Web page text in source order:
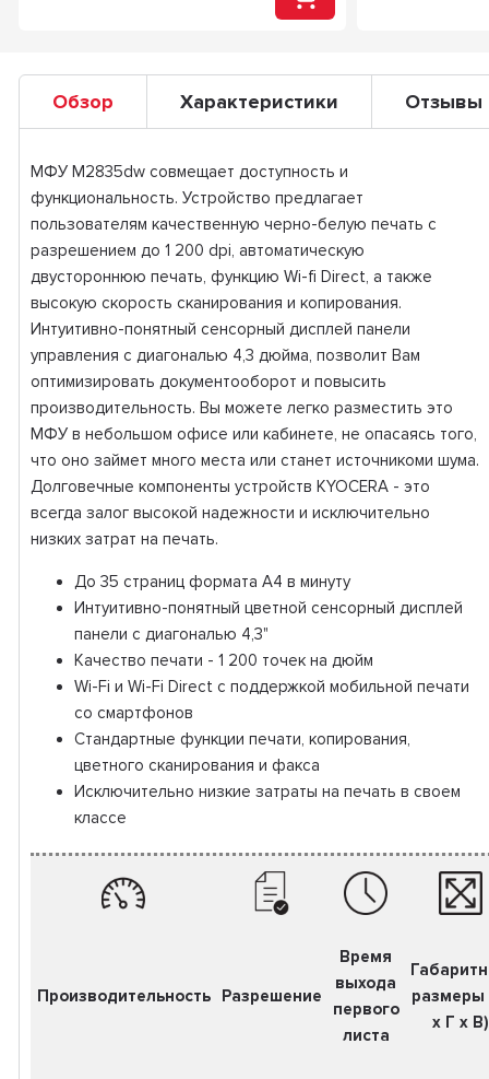
Обзор Характеристики Отзывы
МФУ M2835dw совмещает доступность и
функциональность. Устройство предлагает
пользователям качественную черно-белую печать с
разрешением до 1 200 dpi, автоматическую
двустороннюю печать, функцию Wi-fi Direct, а также
высокую скорость сканирования и копирования.
Интуитивно-понятный сенсорный дисплей панели
управления с диагональю 4,3 дюйма, позволит Вам
оптимизировать документооборот и повысить
производительность. Вы можете легко разместить это
МФУ в небольшом офисе или кабинете, не опасаясь того,
что оно займет много места или станет источникоми шума.
Долговечные компоненты устройств KYOCERA - это
всегда залог высокой надежности и исключительно
низких затрат на печать.
До 35 страниц формата А4 в минуту
Интуитивно-понятный цветной сенсорный дисплей
панели с диагональю 4,3"
Качество печати - 1 200 точек на дюйм
Wi-Fi и Wi-Fi Direct с поддержкой мобильной печати
со смартфонов
Стандартные функции печати, копирования,
цветного сканирования и факса
Исключительно низкие затраты на печать в своем
классе
Производительность Разрешение
Время
выхода
первого
листа
x Г x В)